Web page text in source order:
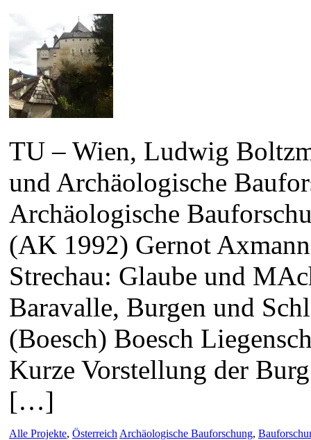
TU – Wien, Ludwig
und Archäologische
Archäologische
(AK 1992) Gernot
Strechau: Glaube und
Baravalle, Burgen und
(Boesch) Boesch
Kurze Vorstellung der
[…]
Alle Projekte, Österreich Archäologische Bauforschung,